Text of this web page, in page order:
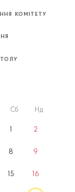
КОМІТЕТУ
Сб Нд
2
8 9
15 16